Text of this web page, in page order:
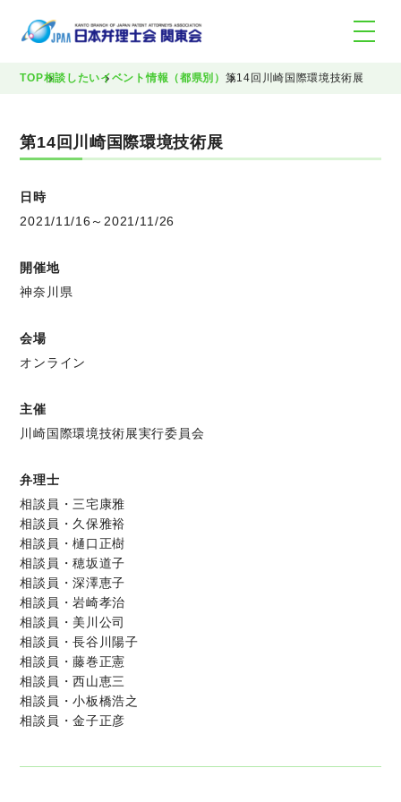
TOP相談したいイベント情報（都県別） 第14回川崎国際環境技術展
第14回川崎国際環境技術展
日時
2021/11/16～2021/11/26
開催地
神奈川県
会場
オンライン
主催
川崎国際環境技術展実行委員会
弁理士
相談員・三宅康雅
相談員・久保雅裕
相談員・樋口正樹
相談員・穂坂道子
相談員・深澤恵子
相談員・岩崎孝治
相談員・美川公司
相談員・長谷川陽子
相談員・藤巻正憲
相談員・西山恵三
相談員・小板橋浩之
相談員・金子正彦